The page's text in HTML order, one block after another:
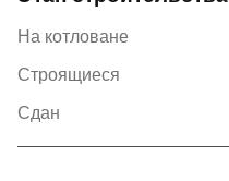
На котловане
Строящиеся
Сдан